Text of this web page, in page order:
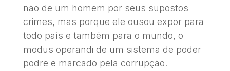
não de um homem por seus supostos
crimes, mas porque ele ousou expor para
todo país e também para o mundo, o
modus operandi de um sistema de poder
podre e marcado pela corrupção.